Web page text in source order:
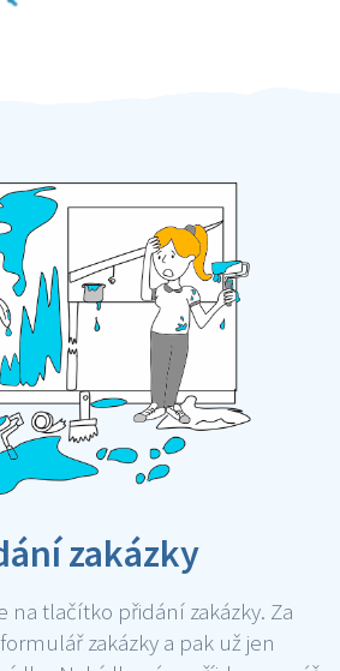
zakázky
tlačítko přidání zakázky. Za
zakázky a pak už jen